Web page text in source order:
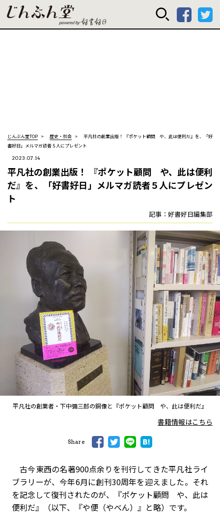
じんぶん堂
じんぶん堂TOP 歴史・社会
平凡社の創業出版！ 『ポケット顧問 や、此は便利だ』を、「好
書好日」メルマガ読者５人にプレゼント
2023.07.14
平凡社の創業出版！ 『ポケット顧問 や、此は便利
だ』を、「好書好日」メルマガ読者５人にプレゼン
ト
記事：好書好日編集部
平凡社の創業者・下中彌三郎の銅像と『ポケット顧問 や、此は便利だ』
書籍情報はこちら
Share
古今東西の名著900点余りを刊行してきた平凡社ライ
ブラリーが、今年6月に創刊30周年を迎えました。それ
を記念して復刊されたのが、『ポケット顧問 や、此は
便利だ』（以下、『や便（やべん）』と略）です。